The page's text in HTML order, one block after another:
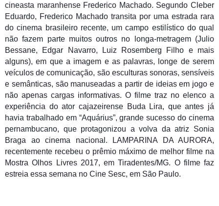
cineasta maranhense Frederico Machado. Segundo Cleber
Eduardo, Frederico Machado transita por uma estrada rara
do cinema brasileiro recente, um campo estilístico do qual
não fazem parte muitos outros no longa-metragem (Julio
Bessane, Edgar Navarro, Luiz Rosemberg Filho e mais
alguns), em que a imagem e as palavras, longe de serem
veículos de comunicação, são esculturas sonoras, sensíveis
e semânticas, são manuseadas a partir de ideias em jogo e
não apenas cargas informativas. O filme traz no elenco a
experiência do ator cajazeirense Buda Lira, que antes já
havia trabalhado em “Aquárius”, grande sucesso do cinema
pernambucano, que protagonizou a volva da atriz Sonia
Braga ao cinema nacional. LAMPARINA DA AURORA,
recentemente recebeu o prêmio máximo de melhor filme na
Mostra Olhos Livres 2017, em Tiradentes/MG. O filme faz
estreia essa semana no Cine Sesc, em São Paulo.